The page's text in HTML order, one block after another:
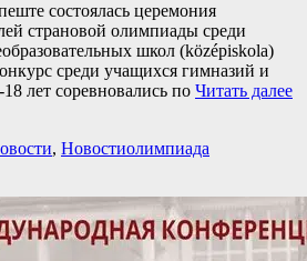
состоялась церемония
страновой олимпиады среди
школ (középiskola)
среди учащихся гимназий и
лет соревновались по Читать далее
, НовостиТеги
олимпиада